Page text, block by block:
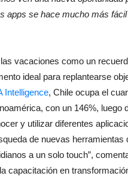
apps se hace mucho más
vacaciones como un
ideal para replantearse
Intelligence, Chile ocupa el
con un 146%,
y utilizar diferentes
de nuevas herramientas
a un solo touch”,
capacitación en